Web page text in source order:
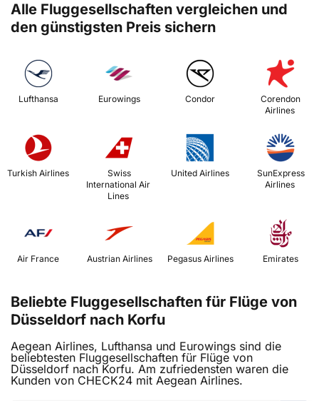
Alle Fluggesellschaften vergleichen und
den günstigsten Preis sichern
Lufthansa Eurowings Condor
Corendon
Airlines
Turkish Airlines
International Air
Lines
United Airlines
Airlines
Air France Austrian Airlines Emirates
Beliebte Fluggesellschaften für Flüge von
Düsseldorf nach Korfu
Aegean Airlines, Lufthansa und Eurowings sind die
beliebtesten Fluggesellschaften für Flüge von
Düsseldorf nach Korfu. Am zufriedensten waren die
Kunden von CHECK24 mit Aegean Airlines.